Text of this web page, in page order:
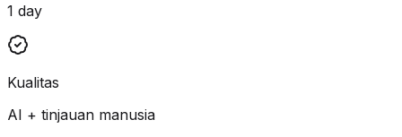
1 day
Kualitas
AI + tinjauan manusia